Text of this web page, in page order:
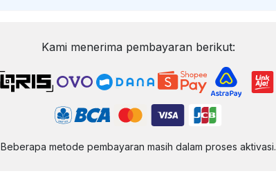
Kami menerima pembayaran berikut:
Beberapa metode pembayaran masih dalam proses aktivasi.